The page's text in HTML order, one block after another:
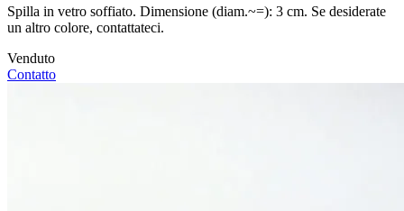
Spilla in vetro soffiato. Dimensione (diam.~=): 3 cm. Se desiderate
un altro colore, contattateci.
Venduto
Contatto